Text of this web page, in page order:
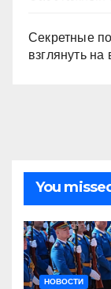
Секретные
взглянуть на
You
НОВОСТИ